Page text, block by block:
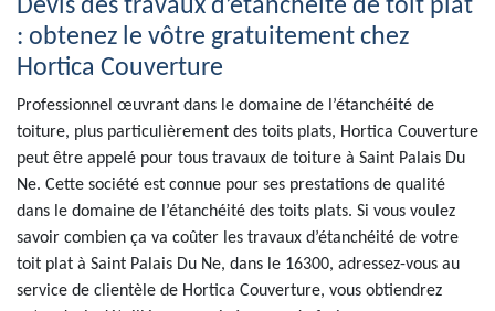
Devis des travaux d’étanchéité de toit plat
: obtenez le vôtre gratuitement chez
Hortica Couverture
Professionnel œuvrant dans le domaine de l’étanchéité de
toiture, plus particulièrement des toits plats, Hortica Couverture
peut être appelé pour tous travaux de toiture à Saint Palais Du
Ne. Cette société est connue pour ses prestations de qualité
dans le domaine de l’étanchéité des toits plats. Si vous voulez
savoir combien ça va coûter les travaux d’étanchéité de votre
toit plat à Saint Palais Du Ne, dans le 16300, adressez-vous au
service de clientèle de Hortica Couverture, vous obtiendrez